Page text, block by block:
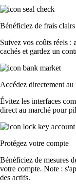
Bénéficiez de frais clairs
Suivez vos coûts réels :
cachés et gardez un
Accédez directement au
Évitez les interfaces
direct au marché pour
Protégez votre compte
Bénéficiez de mesures
votre compte. Note :
des actifs.